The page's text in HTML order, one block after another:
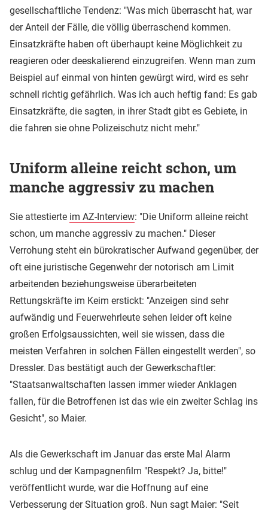
gesellschaftliche Tendenz: "Was mich überrascht hat, war
der Anteil der Fälle, die völlig überraschend kommen.
Einsatzkräfte haben oft überhaupt keine Möglichkeit zu
reagieren oder deeskalierend einzugreifen. Wenn man zum
Beispiel auf einmal von hinten gewürgt wird, wird es sehr
schnell richtig gefährlich. Was ich auch heftig fand: Es gab
Einsatzkräfte, die sagten, in ihrer Stadt gibt es Gebiete, in
die fahren sie ohne Polizeischutz nicht mehr."
Uniform alleine reicht schon, um
manche aggressiv zu machen
Sie attestierte im AZ-Interview: "Die Uniform alleine reicht
schon, um manche aggressiv zu machen." Dieser
Verrohung steht ein bürokratischer Aufwand gegenüber, der
oft eine juristische Gegenwehr der notorisch am Limit
arbeitenden beziehungsweise überarbeiteten
Rettungskräfte im Keim erstickt: "Anzeigen sind sehr
aufwändig und Feuerwehrleute sehen leider oft keine
großen Erfolgsaussichten, weil sie wissen, dass die
meisten Verfahren in solchen Fällen eingestellt werden", so
Dressler. Das bestätigt auch der Gewerkschaftler:
"Staatsanwaltschaften lassen immer wieder Anklagen
fallen, für die Betroffenen ist das wie ein zweiter Schlag ins
Gesicht", so Maier.
Als die Gewerkschaft im Januar das erste Mal Alarm
schlug und der Kampagnenfilm "Respekt? Ja, bitte!"
veröffentlicht wurde, war die Hoffnung auf eine
Verbesserung der Situation groß. Nun sagt Maier: "Seit